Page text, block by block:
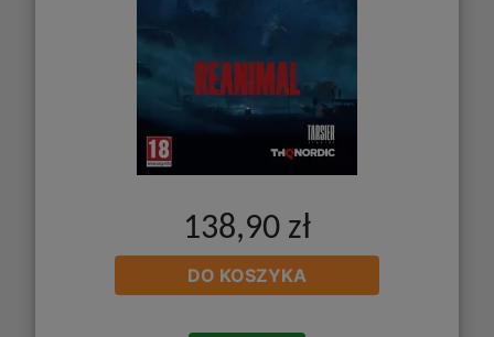
138,90 zł
DO KOSZYKA